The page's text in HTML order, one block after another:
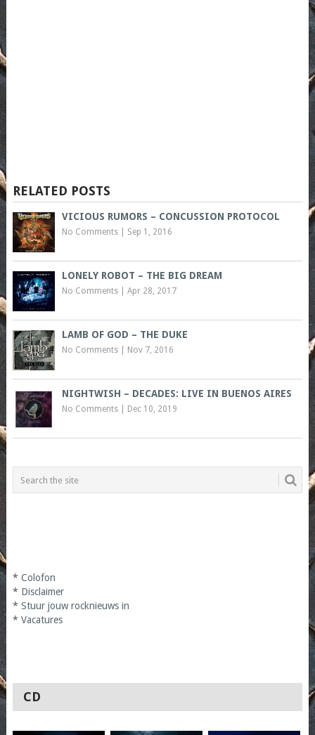
RELATED POSTS
VICIOUS RUMORS – CONCUSSION PROTOCOL
No Comments| Sep 1, 2016
LONELY ROBOT – THE BIG DREAM
No Comments| Apr 28, 2017
LAMB OF GOD – THE DUKE
No Comments| Nov 7, 2016
NIGHTWISH – DECADES: LIVE IN BUENOS AIRES
No Comments| Dec 10, 2019
* Colofon
* Disclaimer
* Stuur jouw rocknieuws in
* Vacatures
CD